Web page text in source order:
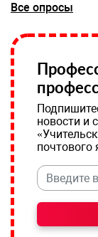
Все опросы
новости и
почтового